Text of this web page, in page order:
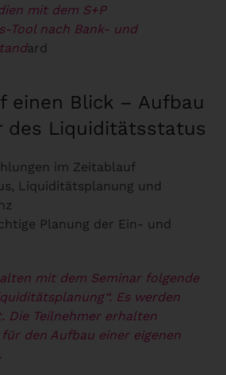
mit dem S+P
Tool nach Bank- und
ard
einen Blick – Aufbau
des Liquiditätsstatus
im Zeitablauf
Liquiditätsplanung und
Planung der Ein- und
mit dem Seminar folgende
Es werden
Die Teilnehmer erhalten
den Aufbau einer eigenen